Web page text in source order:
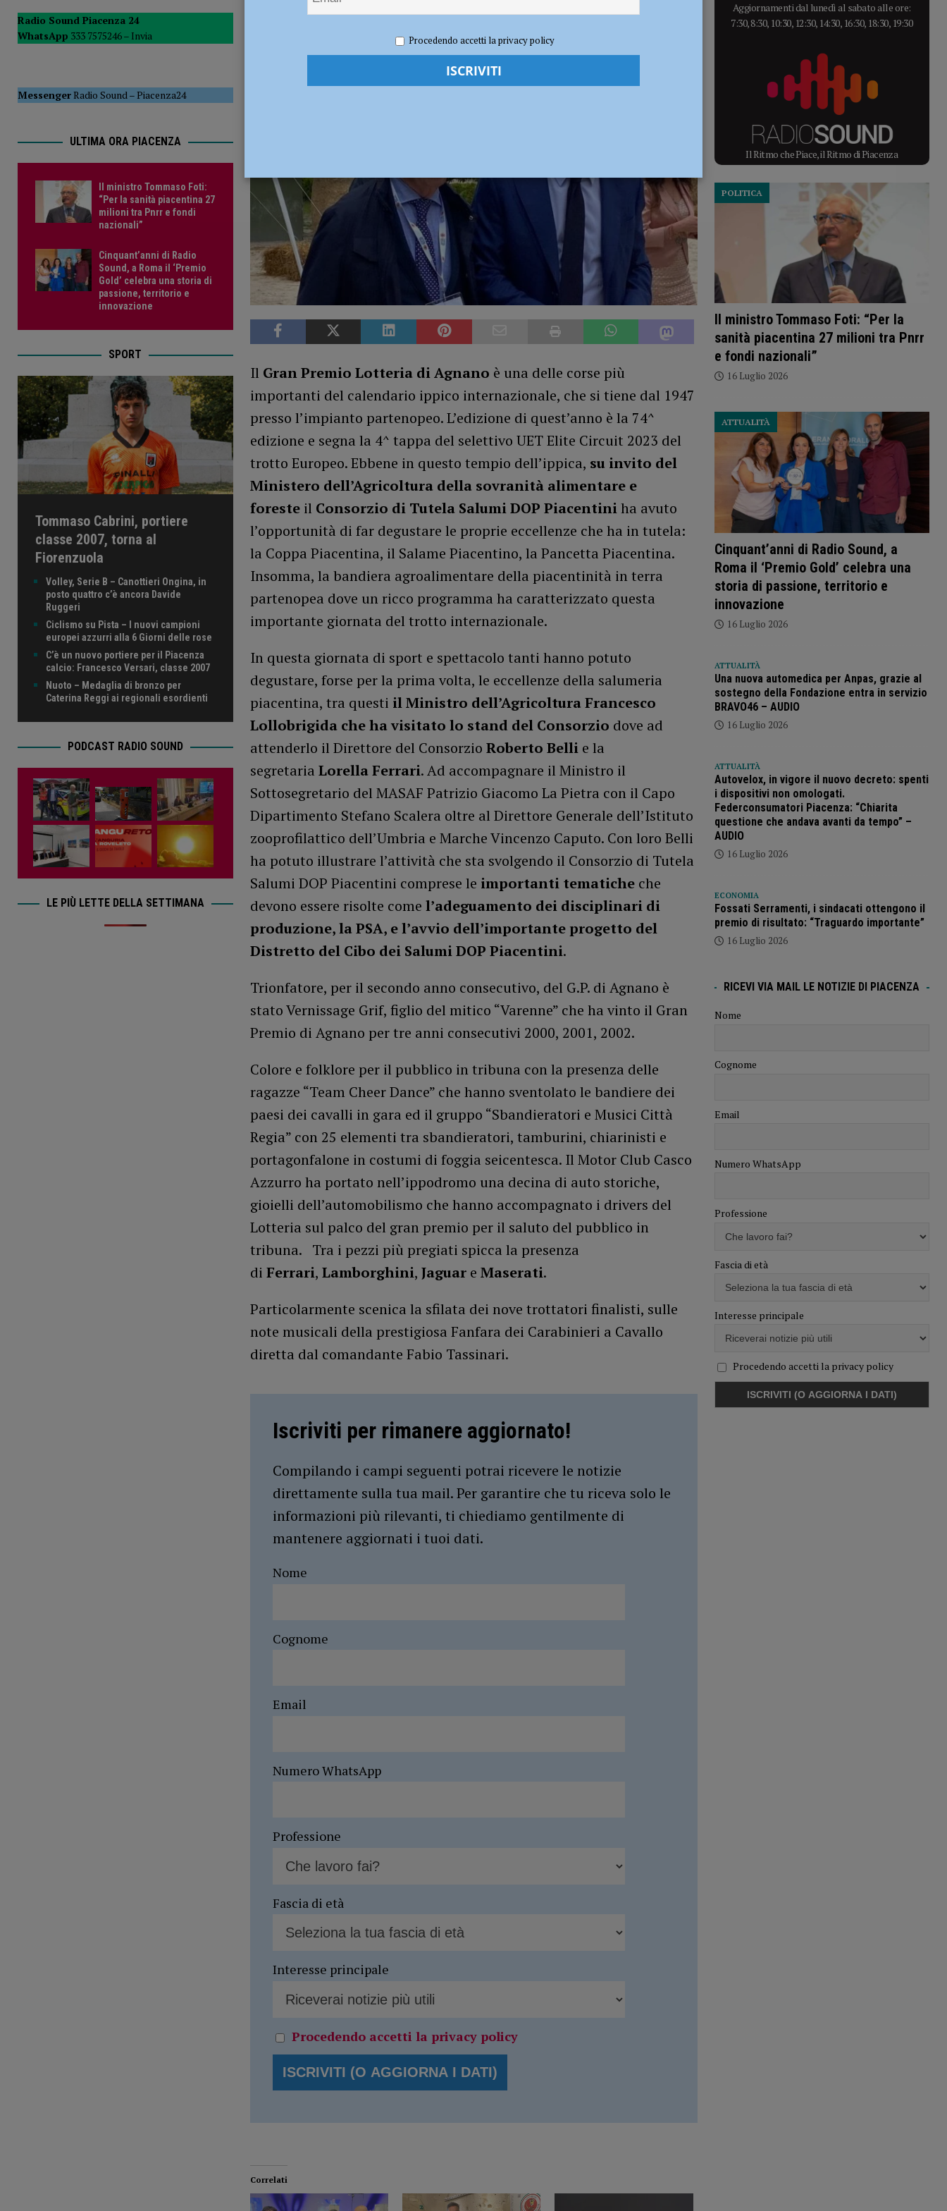
questione che andava avanti da tempo” – AUDIO ATTUALITÀ
[ 16 Luglio 2026 ] Eolico a Ferriere, Murelli: “Oltre 12 mila firme dimostrano che il territorio vuole essere ascoltato” POLITICA
Il Gran Premio Lotteria di Agnano è una delle corse più
importanti del calendario ippico internazionale, che si tiene dal 1947
presso l’impianto partenopeo. L’edizione di quest’anno è la 74^
edizione e segna la 4^ tappa del selettivo UET Elite Circuit 2023 del
trotto Europeo. Ebbene in questo tempio dell’ippica, su invito del
Ministero dell’Agricoltura della sovranità alimentare e
foresteil Consorzio di Tutela Salumi DOP Piacentiniha avuto
l’opportunità di far degustare le proprie eccellenze che ha in tutela:
la Coppa Piacentina, il Salame Piacentino, la Pancetta Piacentina.
Insomma, la bandiera agroalimentare della piacentinità in terra
partenopea dove un ricco programma ha caratterizzato questa
importante giornata del trotto internazionale.
In questa giornata di sport e spettacolo tanti hanno potuto
degustare, forse per la prima volta, le eccellenze della salumeria
piacentina, tra questi il Ministro dell’Agricoltura Francesco
Lollobrigida che ha visitato lo stand del Consorzio dove ad
attenderlo il Direttore del Consorzio Roberto Bellie la
segretaria Lorella Ferrari. Ad accompagnare il Ministro il
Sottosegretario del MASAF Patrizio Giacomo La Pietra con il Capo
Dipartimento Stefano Scalera oltre al Direttore Generale dell’Istituto
zooprofilattico dell’Umbria e Marche Vincenzo Caputo. Con loro Belli
ha potuto illustrare l’attività che sta svolgendo il Consorzio di Tutela
Salumi DOP Piacentini comprese le importanti tematicheche
devono essere risolte come l’adeguamento dei disciplinari di
produzione, la PSA, e l’avvio dell’importante progetto del
Distretto del Cibo dei Salumi DOP Piacentini.
Trionfatore, per il secondo anno consecutivo, del G.P. di Agnano è
stato Vernissage Grif, figlio del mitico “Varenne” che ha vinto il Gran
Premio di Agnano per tre anni consecutivi 2000, 2001, 2002.
Colore e folklore per il pubblico in tribuna con la presenza delle
ragazze “Team Cheer Dance” che hanno sventolato le bandiere dei
paesi dei cavalli in gara ed il gruppo “Sbandieratori e Musici Città
Regia” con 25 elementi tra sbandieratori, tamburini, chiarinisti e
portagonfalone in costumi di foggia seicentesca. Il Motor Club Casco
Azzurro ha portato nell’ippodromo una decina di auto storiche,
gioielli dell’automobilismo che hanno accompagnato i drivers del
Lotteria sul palco del gran premio per il saluto del pubblico in
tribuna. Tra i pezzi più pregiati spicca la presenza
di Ferrari, Lamborghini, Jaguare Maserati.
Particolarmente scenica la sfilata dei nove trottatori finalisti, sulle
note musicali della prestigiosa Fanfara dei Carabinieri a Cavallo
diretta dal comandante Fabio Tassinari.
Iscriviti per rimanere aggiornato!
Compilando i campi seguenti potrai ricevere le notizie
direttamente sulla tua mail. Per garantire che tu riceva solo le
informazioni più rilevanti, ti chiediamo gentilmente di
mantenere aggiornati i tuoi dati.
Nome
Cognome
Email
Numero WhatsApp
Professione
Fascia di età
Interesse principale
Procedendo accetti la privacy policy
Correlati
Radio Sound Piacenza 24
WhatsApp 333 7575246 – Invia
MessengerRadio Sound–Piacenza24
ULTIMA ORA PIACENZA
Il ministro Tommaso Foti:
“Per la sanità piacentina 27
milioni tra Pnrr e fondi
nazionali”
Cinquant’anni di Radio
Sound, a Roma il ‘Premio
Gold’ celebra una storia di
passione, territorio e
innovazione
SPORT
Tommaso Cabrini, portiere
classe 2007, torna al
Fiorenzuola
Volley, Serie B – Canottieri Ongina, in
posto quattro c’è ancora Davide
Ruggeri
Ciclismo su Pista – I nuovi campioni
europei azzurri alla 6 Giorni delle rose
C’è un nuovo portiere per il Piacenza
calcio: Francesco Versari, classe 2007
Nuoto – Medaglia di bronzo per
Caterina Reggi ai regionali esordienti
PODCAST RADIO SOUND
LE PIÙ LETTE DELLA SETTIMANA
Aggiornamenti dal lunedì al sabato alle ore:
7:30, 8:30, 10:30, 12:30, 14:30, 16:30, 18:30, 19:30
Il Ritmo che Piace, il Ritmo di Piacenza
Il ministro Tommaso Foti: “Per la
sanità piacentina 27 milioni tra Pnrr
e fondi nazionali”
POLITICA
16 Luglio 2026
Cinquant’anni di Radio Sound, a
Roma il ‘Premio Gold’ celebra una
storia di passione, territorio e
innovazione
ATTUALITÀ
16 Luglio 2026
ATTUALITÀ
Una nuova automedica per Anpas, grazie al
sostegno della Fondazione entra in servizio
BRAVO46 – AUDIO
16 Luglio 2026
ATTUALITÀ
Autovelox, in vigore il nuovo decreto: spenti
i dispositivi non omologati.
Federconsumatori Piacenza: “Chiarita
questione che andava avanti da tempo” –
AUDIO
16 Luglio 2026
ECONOMIA
Fossati Serramenti, i sindacati ottengono il
premio di risultato: “Traguardo importante”
16 Luglio 2026
RICEVI VIA MAIL LE NOTIZIE DI PIACENZA
Nome
Cognome
Email
Numero WhatsApp
Professione
Fascia di età
Interesse principale
Procedendo accetti la privacy policy
Procedendo accetti la privacy policy